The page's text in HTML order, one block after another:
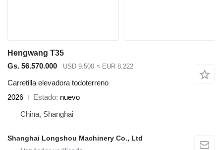
Hengwang T35
Gs. 56.570.000
USD 9.500 ≈ EUR 8.222
Carretilla elevadora todoterreno
2026
Estado nuevo
China, Shanghai
Shanghai Longshou Machinery Co., Ltd